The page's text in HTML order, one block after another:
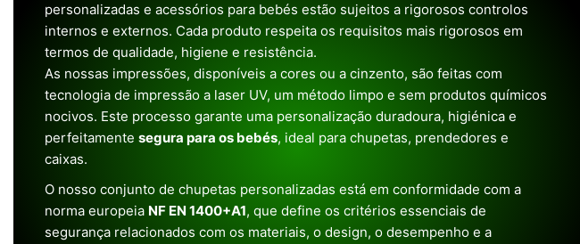
personalizadas e acessórios para bebés estão sujeitos a rigorosos controlos
internos e externos. Cada produto respeita os requisitos mais rigorosos em
termos de qualidade, higiene e resistência.
As nossas impressões, disponíveis a cores ou a cinzento, são feitas com
tecnologia de impressão a laser UV, um método limpo e sem produtos químicos
nocivos. Este processo garante uma personalização duradoura, higiénica e
perfeitamente segura para os bebés, ideal para chupetas, prendedores e
caixas.
O nosso conjunto de chupetas personalizadas está em conformidade com a
norma europeia NF EN 1400+A1, que define os critérios essenciais de
segurança relacionados com os materiais, o design, o desempenho e a